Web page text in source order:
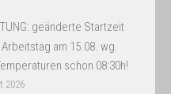
geänderte Startzeit
am 15.08. wg.
schon 08:30h!
2026